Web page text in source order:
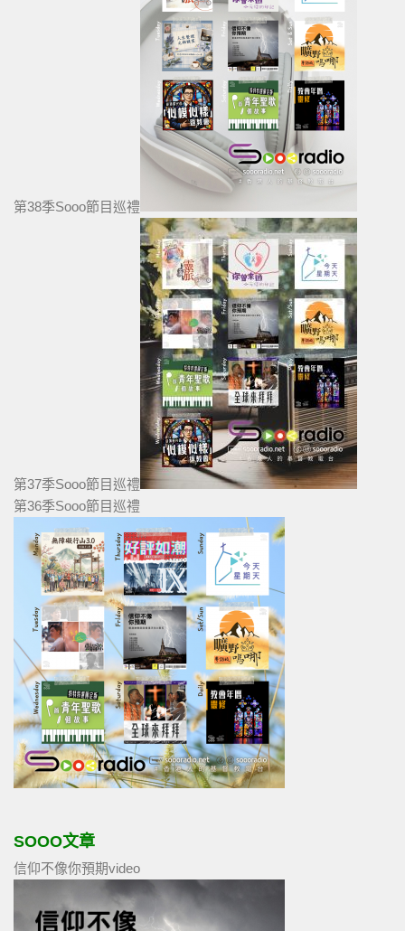
第38季Sooo節目巡禮
第37季Sooo節目巡禮
第36季Sooo節目巡禮
SOOO文章
信仰不像你預期video